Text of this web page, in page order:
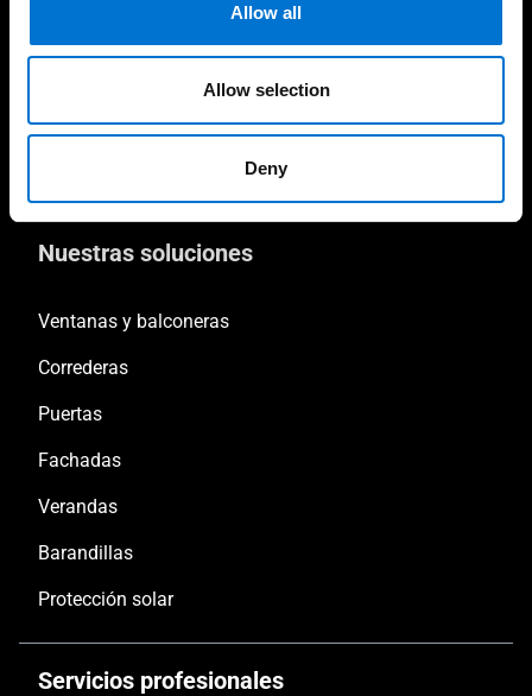
Allow all
Allow selection
Deny
Soluciones sostenibles y
responsables con el
Fabricación 100%
Nuestras soluciones
Ventanas y balconeras
Correderas
Puertas
Fachadas
Verandas
Barandillas
Protección solar
Servicios profesionales